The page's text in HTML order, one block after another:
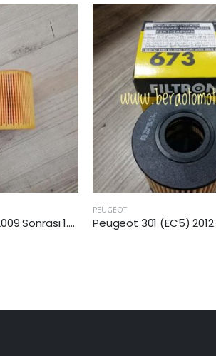
Peugeot 301 (EC5) 2012-2014 Arası 1.6 Vti Yağ Fİltresi
PEUGEOT